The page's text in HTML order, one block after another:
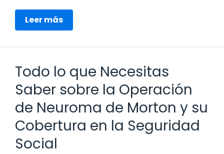
Leer más
Todo lo que Necesitas
Saber sobre la Operación
de Neuroma de Morton y su
Cobertura en la Seguridad
Social